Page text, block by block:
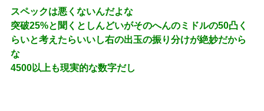
スペックは悪くないんだよな
突破25%と聞くとしんどいがそのへんのミドルの50凸く
らいと考えたらいいし右の出玉の振り分けが絶妙だから
な
4500以上も現実的な数字だし